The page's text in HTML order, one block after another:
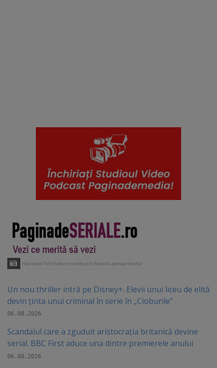
Un nou thriller intră pe Disney+. Elevii unui liceu de elită
devin ținta unui criminal în serie în „Cioburile”
06.08.2026
Scandalul care a zguduit aristocrația britanică devine
serial. BBC First aduce una dintre premierele anului
06.08.2026